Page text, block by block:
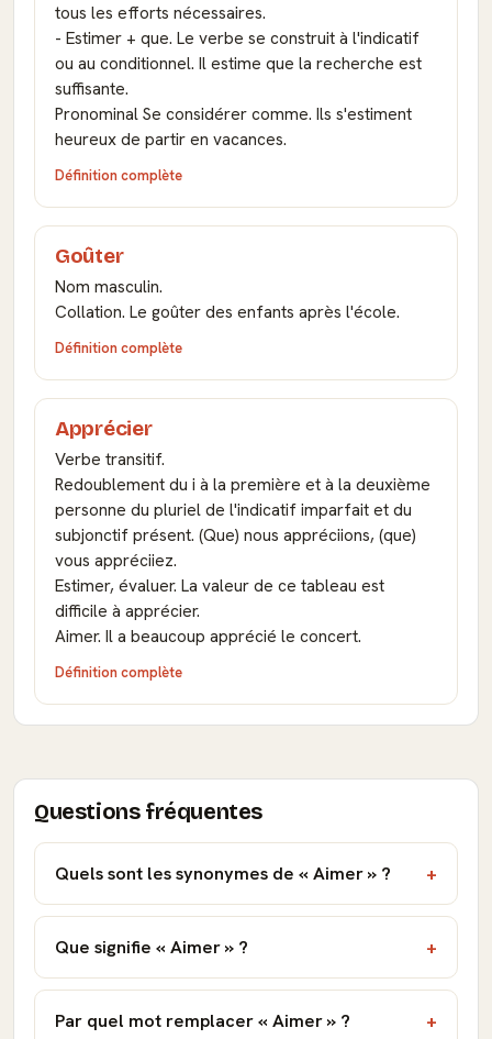
tous les efforts nécessaires.
- Estimer + que. Le verbe se construit à l'indicatif
ou au conditionnel. Il estime que la recherche est
suffisante.
Pronominal Se considérer comme. Ils s'estiment
heureux de partir en vacances.
Définition complète
Goûter
Nom masculin.
Collation. Le goûter des enfants après l'école.
Définition complète
Apprécier
Verbe transitif.
Redoublement du i à la première et à la deuxième
personne du pluriel de l'indicatif imparfait et du
subjonctif présent. (Que) nous appréciions, (que)
vous appréciiez.
Estimer, évaluer. La valeur de ce tableau est
difficile à apprécier.
Aimer. Il a beaucoup apprécié le concert.
Définition complète
Questions fréquentes
Quels sont les synonymes de « Aimer » ?
Que signifie « Aimer » ?
Par quel mot remplacer « Aimer » ?